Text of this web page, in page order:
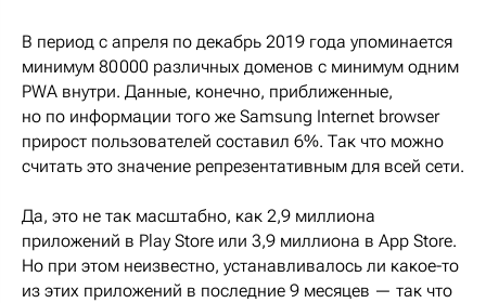
В период с апреля по декабрь 2019 года упоминается
минимум 80 000 различных доменов с минимум одним
PWA внутри. Данные, конечно, приближенные,
но по информации того же Samsung Internet browser
прирост пользователей составил 6%. Так что можно
считать это значение репрезентативным для всей сети.
Да, это не так масштабно, как 2,9 миллиона
приложений в Play Store или 3,9 миллиона в App Store.
Но при этом неизвестно, устанавливалось ли какое-то
из этих приложений в последние 9 месяцев — так что